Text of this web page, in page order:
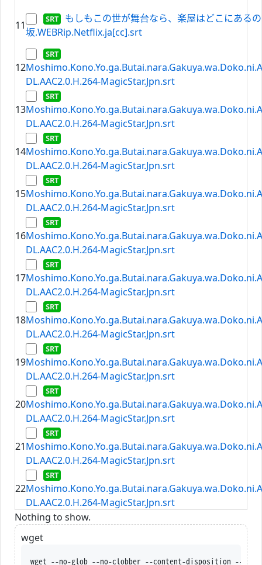
11
もしもこの世が舞台なら、楽屋はどこにある
坂.WEBRip.Netflix.ja[cc].srt
12
DL.AAC2.0.H.264-MagicStar.Jpn.srt
13
DL.AAC2.0.H.264-MagicStar.Jpn.srt
14
DL.AAC2.0.H.264-MagicStar.Jpn.srt
15
DL.AAC2.0.H.264-MagicStar.Jpn.srt
16
DL.AAC2.0.H.264-MagicStar.Jpn.srt
17
DL.AAC2.0.H.264-MagicStar.Jpn.srt
18
DL.AAC2.0.H.264-MagicStar.Jpn.srt
19
DL.AAC2.0.H.264-MagicStar.Jpn.srt
20
DL.AAC2.0.H.264-MagicStar.Jpn.srt
21
DL.AAC2.0.H.264-MagicStar.Jpn.srt
22
DL.AAC2.0.H.264-MagicStar.Jpn.srt
Nothing to show.
wget
wget --no-glob --no-clobber --content-disposition --trust-server-names